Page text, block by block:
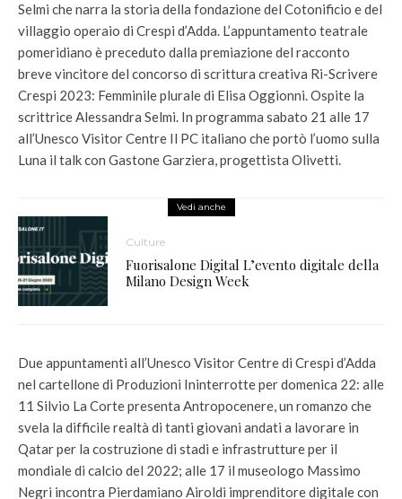
Selmi che narra la storia della fondazione del Cotonificio e del
villaggio operaio di Crespi d’Adda. L’appuntamento teatrale
pomeridiano è preceduto dalla premiazione del racconto
breve vincitore del concorso di scrittura creativa Ri-Scrivere
Crespi 2023: Femminile plurale di Elisa Oggionni. Ospite la
scrittrice Alessandra Selmi. In programma sabato 21 alle 17
all’Unesco Visitor Centre Il PC italiano che portò l’uomo sulla
Luna il talk con Gastone Garziera, progettista Olivetti.
Vedi anche
Culture
Fuorisalone Digital L’evento digitale della
Milano Design Week
Due appuntamenti all’Unesco Visitor Centre di Crespi d’Adda
nel cartellone di Produzioni Ininterrotte per domenica 22: alle
11 Silvio La Corte presenta Antropocenere, un romanzo che
svela la difficile realtà di tanti giovani andati a lavorare in
Qatar per la costruzione di stadi e infrastrutture per il
mondiale di calcio del 2022; alle 17 il museologo Massimo
Negri incontra Pierdamiano Airoldi imprenditore digitale con